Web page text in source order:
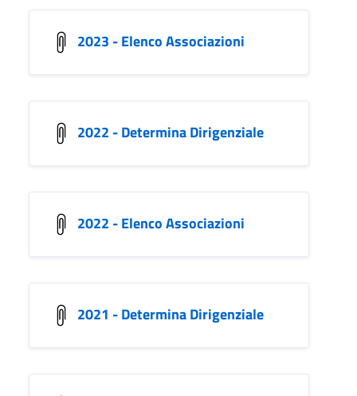
2023 - Elenco Associazioni
2022 - Determina Dirigenziale
2022 - Elenco Associazioni
2021 - Determina Dirigenziale